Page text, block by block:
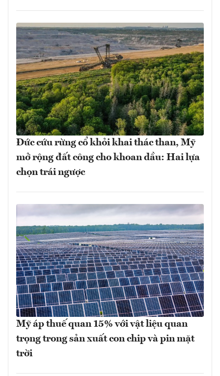
Đức cứu rừng cổ khỏi khai thác than, Mỹ
mở rộng đất công cho khoan dầu: Hai lựa
chọn trái ngược
Mỹ áp thuế quan 15% với vật liệu quan
trọng trong sản xuất con chip và pin mặt
trời